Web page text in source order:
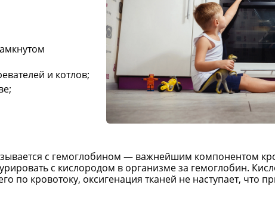
и котлов;
с гемоглобином — важнейшим компонентом
с кислородом в организме за гемоглобин.
по кровотоку, оксигенация тканей не наступает, что